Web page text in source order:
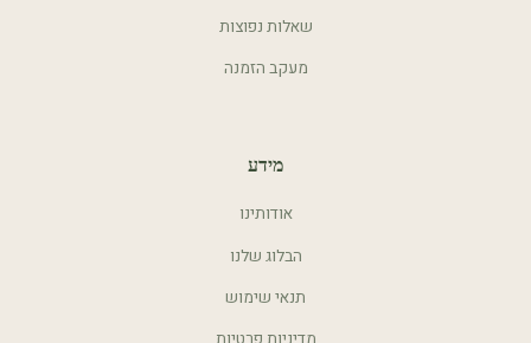
שאלות נפוצות
מעקב הזמנה
מידע
אודותינו
הבלוג שלנו
תנאי שימוש